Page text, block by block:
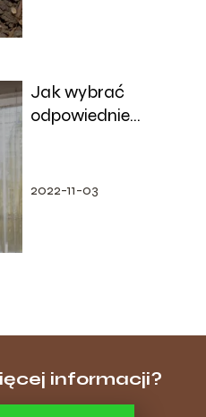
Jak wybrać
odpowiednie
2022-11-03
informacji?